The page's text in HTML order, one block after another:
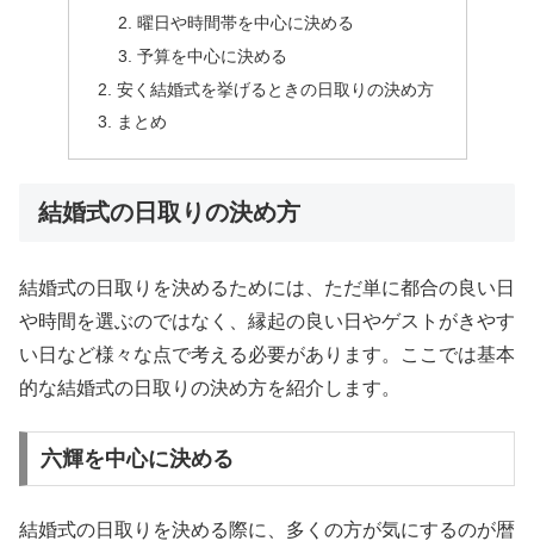
曜日や時間帯を中心に決める
予算を中心に決める
安く結婚式を挙げるときの日取りの決め方
まとめ
結婚式の日取りの決め方
結婚式の日取りを決めるためには、ただ単に都合の良い日
や時間を選ぶのではなく、縁起の良い日やゲストがきやす
い日など様々な点で考える必要があります。ここでは基本
的な結婚式の日取りの決め方を紹介します。
六輝を中心に決める
結婚式の日取りを決める際に、多くの方が気にするのが暦